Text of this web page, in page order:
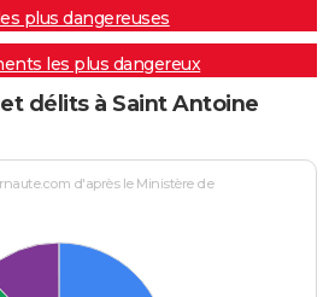
plus dangereuses
les plus dangereux
délits à Saint Antoine
d'après le Ministère de